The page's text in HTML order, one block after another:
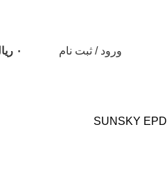
ورود / ثبت نام ۰